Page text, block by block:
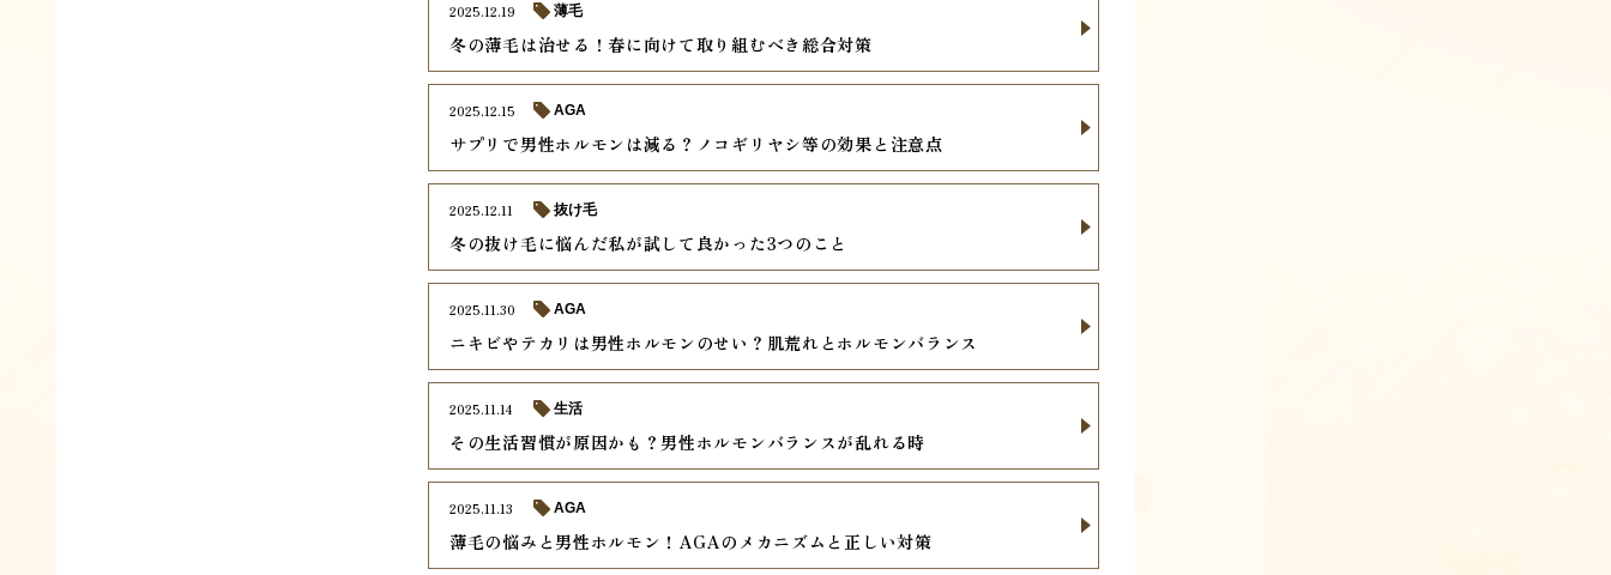
冬の薄毛は治せる！春に向けて取り組むべき総合対策
2025.12.19 薄毛
サプリで男性ホルモンは減る？ノコギリヤシ等の効果と注意点
2025.12.15 AGA
冬の抜け毛に悩んだ私が試して良かった3つのこと
2025.12.11 抜け毛
ニキビやテカリは男性ホルモンのせい？肌荒れとホルモンバランス
2025.11.30 AGA
その生活習慣が原因かも？男性ホルモンバランスが乱れる時
2025.11.14 生活
薄毛の悩みと男性ホルモン！AGAのメカニズムと正しい対策
2025.11.13 AGA